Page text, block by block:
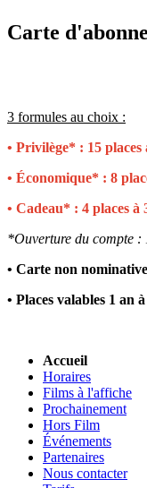
Carte
3 formules au choix :
• Privilège* : 15 places
• Économique* : 8
• Cadeau* : 4 places à
*Ouverture du compte :
• Carte non nominative
• Places valables 1 an
Accueil
Horaires
Films à l'affiche
Prochainement
Hors Film
Événements
Partenaires
Nous contacter